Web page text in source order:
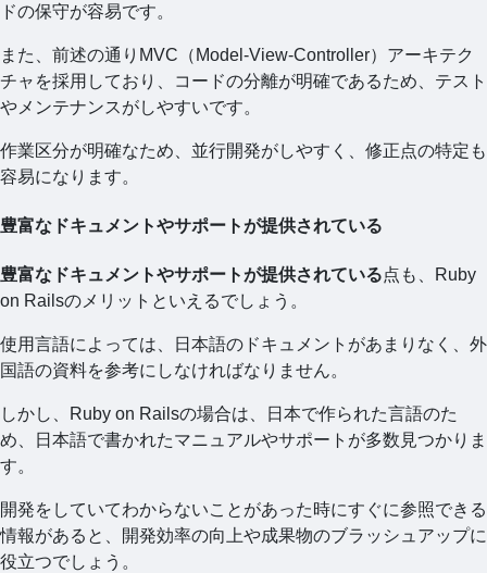
ドの保守が容易です。
また、前述の通りMVC（Model-View-Controller）アーキテク
チャを採用しており、コードの分離が明確であるため、テスト
やメンテナンスがしやすいです。
作業区分が明確なため、並行開発がしやすく、修正点の特定も
容易になります。
豊富なドキュメントやサポートが提供されている
豊富なドキュメントやサポートが提供されている点も、Ruby
on Railsのメリットといえるでしょう。
使用言語によっては、日本語のドキュメントがあまりなく、外
国語の資料を参考にしなければなりません。
しかし、Ruby on Railsの場合は、日本で作られた言語のた
め、日本語で書かれたマニュアルやサポートが多数見つかりま
す。
開発をしていてわからないことがあった時にすぐに参照できる
情報があると、開発効率の向上や成果物のブラッシュアップに
役立つでしょう。